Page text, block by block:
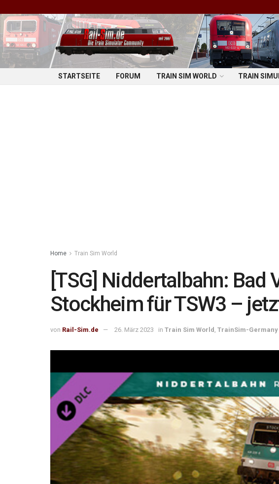
STARTSEITE FORUM TRAIN SIM WORLD TRAIN
Home Train Sim World
[TSG] Niddertalbahn: Bad
Stockheim für TSW3 –
von Rail-Sim.de 26. März 2023 in Train Sim World TrainSim-Germany